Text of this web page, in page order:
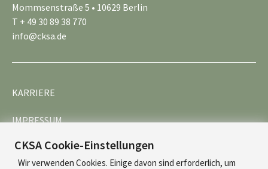
Mommsenstraße 5 • 10629 Berlin
T + 49 30 89 38 770
info@cksa.de
KARRIERE
IMPRESSUM
DATENSCHUTZ
CKSA Cookie-Einstellungen
Wir verwenden Cookies. Einige davon sind erforderlich, um